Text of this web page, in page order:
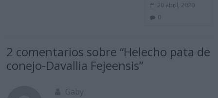
20 abril, 2020
0
2 comentarios sobre “Helecho pata de
conejo-Davallia Fejeensis”
Gaby